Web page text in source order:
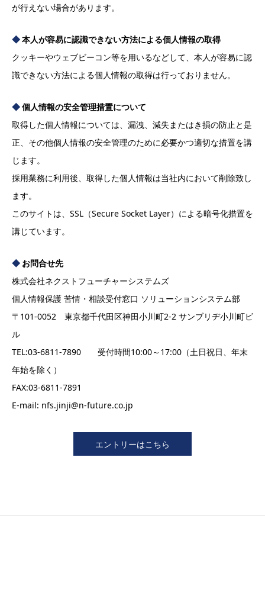
が行えない場合があります。
本人が容易に認識できない方法による個人情報の取得
クッキーやウェブビーコン等を用いるなどして、本人が容易に認
識できない方法による個人情報の取得は行っておりません。
個人情報の安全管理措置について
取得した個人情報については、漏洩、減失またはき損の防止と是
正、その他個人情報の安全管理のために必要かつ適切な措置を講
じます。
採用業務に利用後、取得した個人情報は当社内において削除致し
ます。
このサイトは、SSL（Secure Socket Layer）による暗号化措置を
講じています。
お問合せ先
株式会社ネクストフューチャーシステムズ
個人情報保護 苦情・相談受付窓口 ソリューションシステム部
〒101-0052 東京都千代田区神田小川町2-2 サンブリヂ小川町ビ
ル
TEL:03-6811-7890 受付時間10:00～17:00（土日祝日、年末
年始を除く）
FAX:03-6811-7891
E-mail: nfs.jinji@n-future.co.jp
エントリーはこちら